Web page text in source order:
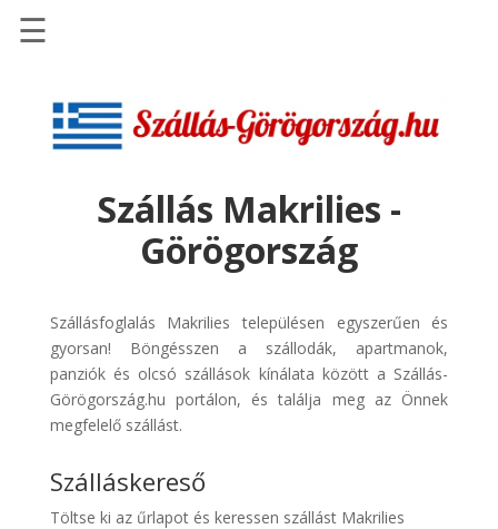
Szállások
Repülőjegy
pénzvisszatérítéssel
Discover
Cars
Transzfer
Kiwi
Taxi
☰
Szállás Makrilies -
Görögország
Szállásfoglalás Makrilies településen egyszerűen és
gyorsan! Böngésszen a szállodák, apartmanok,
panziók és olcsó szállások kínálata között a Szállás-
Görögország.hu portálon, és találja meg az Önnek
megfelelő szállást.
Szálláskereső
Töltse ki az űrlapot és keressen szállást Makrilies